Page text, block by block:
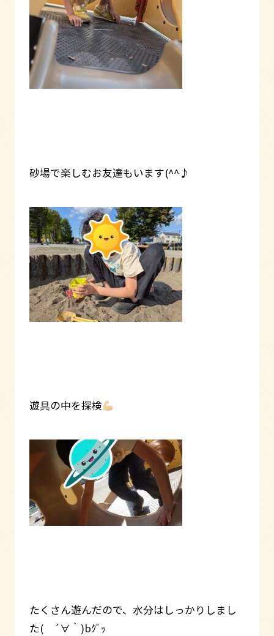
砂場で楽しむお友達もいます(^^♪
遊具の中を探検
たくさん遊んだので、水分はしっかりしまし
た( ´∀｀)bｸﾞｯ